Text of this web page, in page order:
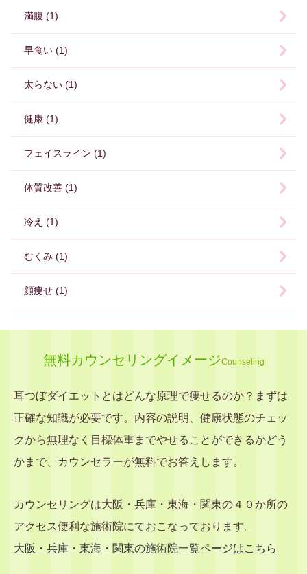
満腹 (1)
早食い (1)
太らない (1)
健康 (1)
フェイスライン (1)
体質改善 (1)
冷え (1)
むくみ (1)
顔痩せ (1)
無料カウンセリングイメージCounseling
耳つぼダイエットとはどんな原理で痩せるのか？まずは
正確な知識が必要です。内容の説明、健康状態のチェッ
クから無理なく目標体重までやせることができるかどう
かまで、カウンセラーが無料でお答えします。
カウンセリングは大阪・兵庫・東海・関東の４０か所の
アクセス便利な施術院にておこなっております。
大阪・兵庫・東海・関東の施術院一覧ページはこちら